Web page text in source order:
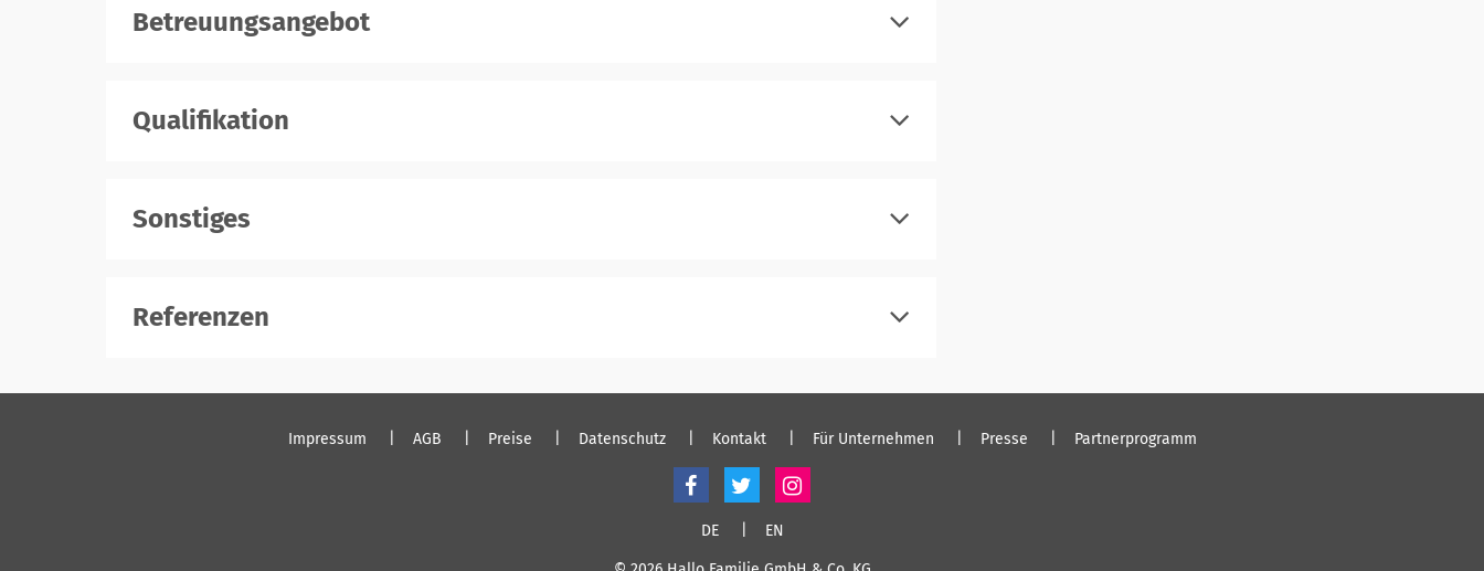
Betreuungsangebot
Qualifikation
Sonstiges
Referenzen
einloggen
Impressum AGB Preise Datenschutz Kontakt Für Unternehmen Presse Partnerprogramm
DE EN